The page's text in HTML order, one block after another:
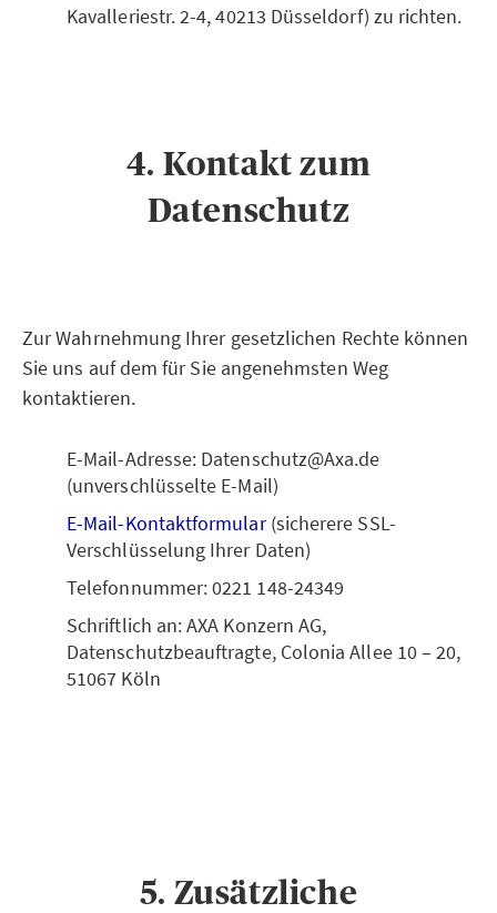
Kavalleriestr. 2-4, 40213 Düsseldorf) zu richten.
4. Kontakt zum
Datenschutz
Zur Wahrnehmung Ihrer gesetzlichen Rechte können
Sie uns auf dem für Sie angenehmsten Weg
kontaktieren.
E-Mail-Adresse: Datenschutz@Axa.de
(unverschlüsselte E-Mail)
E-Mail-Kontaktformular(sicherere SSL-
Verschlüsselung Ihrer Daten)
Telefonnummer: 0221 148-24349
Schriftlich an: AXA Konzern AG,
Datenschutzbeauftragte, Colonia Allee 10 – 20,
51067 Köln
5. Zusätzliche